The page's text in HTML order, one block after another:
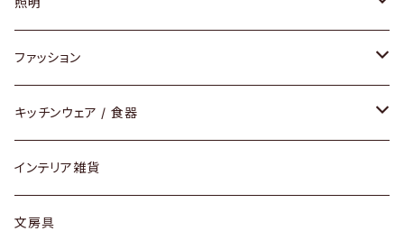
チェア / スツール
ダイニングセット / ダイニングテーブル
ローテーブル / サイドテーブル
デスク / コンソール
ペンダントライト
テーブルランプ / デスクスタンド
フロアライト
ファッション
アクセサリー
リング
ピアス / イヤリング
財布
バッグ
キッチンウェア / 食器
グラス / タンブラー
カップ / マグ
インテリア雑貨
文房具